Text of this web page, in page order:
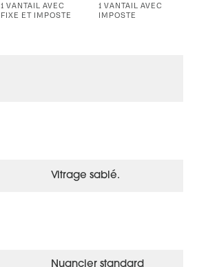
1 VANTAIL AVEC
FIXE ET IMPOSTE
1 VANTAIL AVEC
IMPOSTE
Vitrage sablé.
Nuancier standard